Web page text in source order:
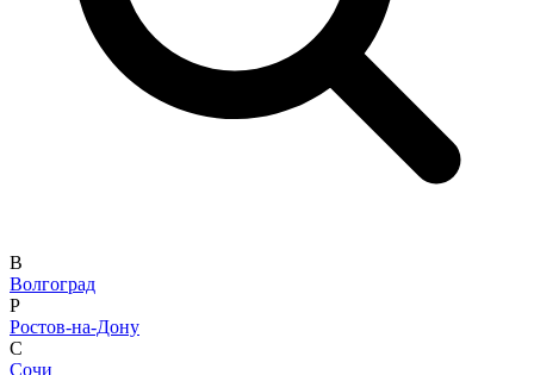
В
Волгоград
Р
Ростов-на-Дону
С
Сочи